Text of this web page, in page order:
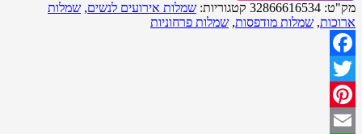
מק"ט: 32866616534 קטגוריות: שמלות אירועים לנשים, שמלות
ארוכות, שמלות מודפסות, שמלות פרחוניות
Facebook
Twitter
Pinterest